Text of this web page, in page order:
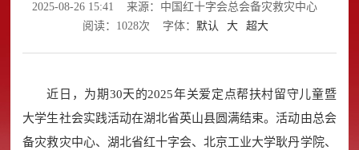
2025-08-26 15:41
来源：中国红十字会总会备灾救灾中心
阅读：1028次
字体： 默认 大 超大
近日，为期30天的2025年关爱定点帮扶村留守儿童暨
大学生社会实践活动在湖北省英山县圆满结束。活动由总会
备灾救灾中心、湖北省红十字会、北京工业大学耿丹学院、